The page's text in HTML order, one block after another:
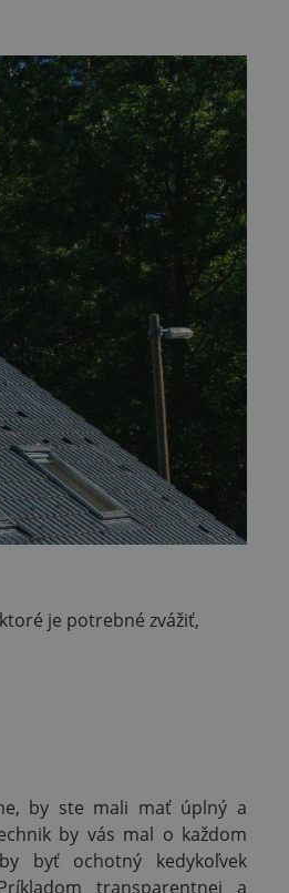
je potrebné zvážiť,
by ste mali mať úplný a
by vás mal o každom
byť ochotný kedykoľvek
transparentnej a